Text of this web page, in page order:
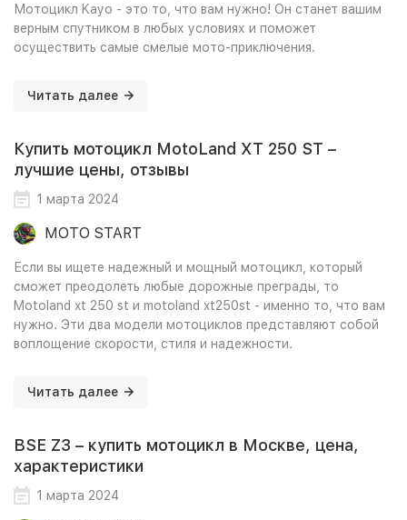
Мотоцикл Kayo - это то, что вам нужно! Он станет вашим
верным спутником в любых условиях и поможет
осуществить самые смелые мото-приключения.
Читать далее
Купить мотоцикл MotoLand XT 250 ST –
лучшие цены, отзывы
1 марта 2024
MOTO START
Если вы ищете надежный и мощный мотоцикл, который
сможет преодолеть любые дорожные преграды, то
Motoland xt 250 st и motoland xt250st - именно то, что вам
нужно. Эти два модели мотоциклов представляют собой
воплощение скорости, стиля и надежности.
Читать далее
BSE Z3 – купить мотоцикл в Москве, цена,
характеристики
1 марта 2024